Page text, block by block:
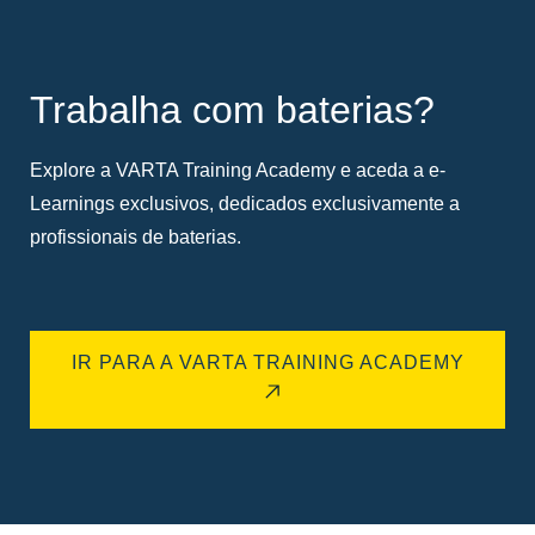
Trabalha com baterias?
Explore a VARTA Training Academy e aceda a e-
Learnings exclusivos, dedicados exclusivamente a
profissionais de baterias.
IR PARA A VARTA TRAINING ACADEMY